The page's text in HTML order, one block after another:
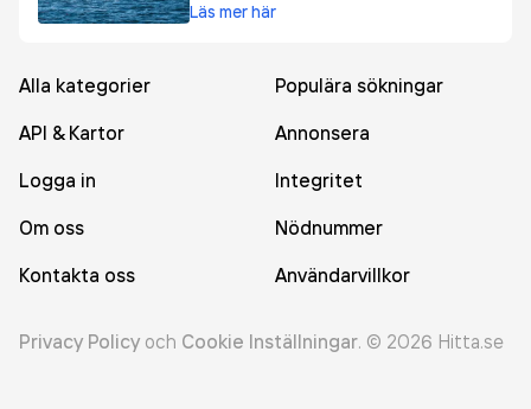
Läs mer här
Alla kategorier
Populära sökningar
API & Kartor
Annonsera
Logga in
Integritet
Om oss
Nödnummer
Kontakta oss
Användarvillkor
Privacy Policy och Cookie Inställningar. © 2026 Hitta.se